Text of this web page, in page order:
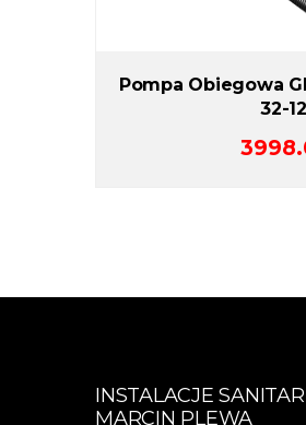
Pompa Obiegowa
32-
INSTALACJE
MARCIN PLEWA